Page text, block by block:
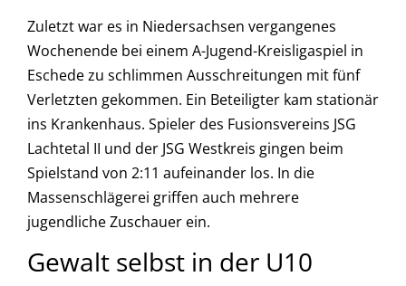
Zuletzt war es in Niedersachsen vergangenes
Wochenende bei einem A-Jugend-Kreisligaspiel in
Eschede zu schlimmen Ausschreitungen mit fünf
Verletzten gekommen. Ein Beteiligter kam stationär
ins Krankenhaus. Spieler des Fusionsvereins JSG
Lachtetal II und der JSG Westkreis gingen beim
Spielstand von 2:11 aufeinander los. In die
Massenschlägerei griffen auch mehrere
jugendliche Zuschauer ein.
Gewalt selbst in der U10